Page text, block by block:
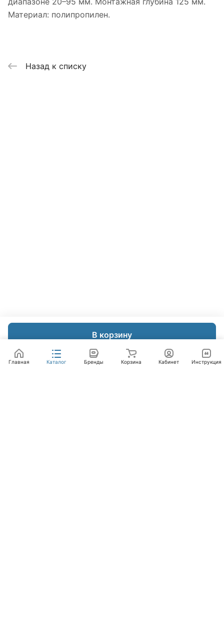
В корзину
Материал: полипропилен.
Назад к списку
Главная Каталог Бренды Корзина Кабинет Инструкция